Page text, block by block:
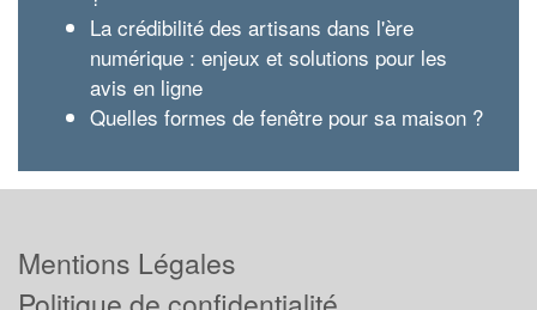
La crédibilité des artisans dans l'ère
numérique : enjeux et solutions pour les
avis en ligne
Quelles formes de fenêtre pour sa maison ?
Mentions Légales